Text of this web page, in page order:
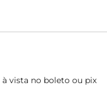
à vista no boleto ou pix